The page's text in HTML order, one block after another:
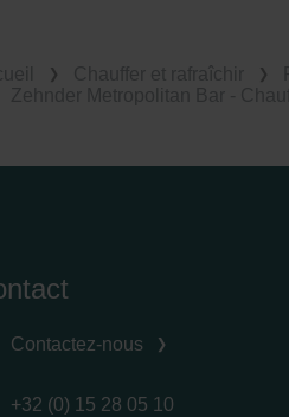
Contactez-nous
+32 (0) 15 28 05 10